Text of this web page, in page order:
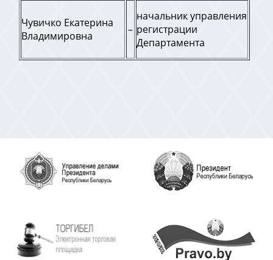
Чувичко Екатерина
Владимировна
–
начальник управления
регистрации
Департамента